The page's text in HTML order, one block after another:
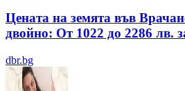
Цената на земята във
двойно: От 1022 до 2286 лв.
dbr.bg